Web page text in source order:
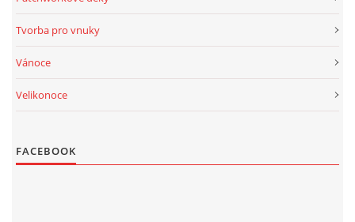
Tvorba pro vnuky
Vánoce
Velikonoce
FACEBOOK